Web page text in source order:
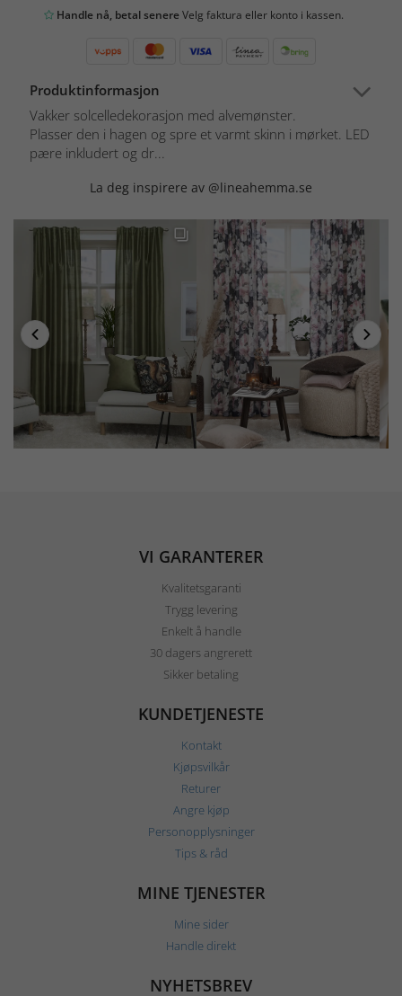
Handle nå, betal senereVelg faktura eller konto i kassen.
Produktinformasjon
Vakker solcelledekorasjon med alvemønster.
Plasser den i hagen og spre et varmt skinn i mørket. LED
pære inkludert og dr...
La deg inspirere av @lineahemma.se
VI GARANTERER
Kvalitetsgaranti
Trygg levering
Enkelt å handle
30 dagers angrerett
Sikker betaling
KUNDETJENESTE
Kontakt
Kjøpsvilkår
Returer
Angre kjøp
Personopplysninger
Tips & råd
MINE TJENESTER
Mine sider
Handle direkt
NYHETSBREV